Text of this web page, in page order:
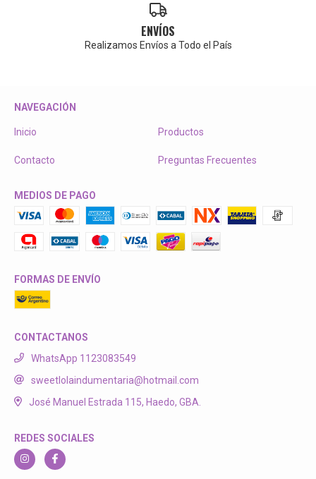
ENVÍOS
Realizamos Envíos a Todo el País
NAVEGACIÓN
Inicio Productos
Contacto Preguntas Frecuentes
MEDIOS DE PAGO
FORMAS DE ENVÍO
CONTACTANOS
WhatsApp 1123083549
sweetlolaindumentaria@hotmail.com
José Manuel Estrada 115, Haedo, GBA.
REDES SOCIALES